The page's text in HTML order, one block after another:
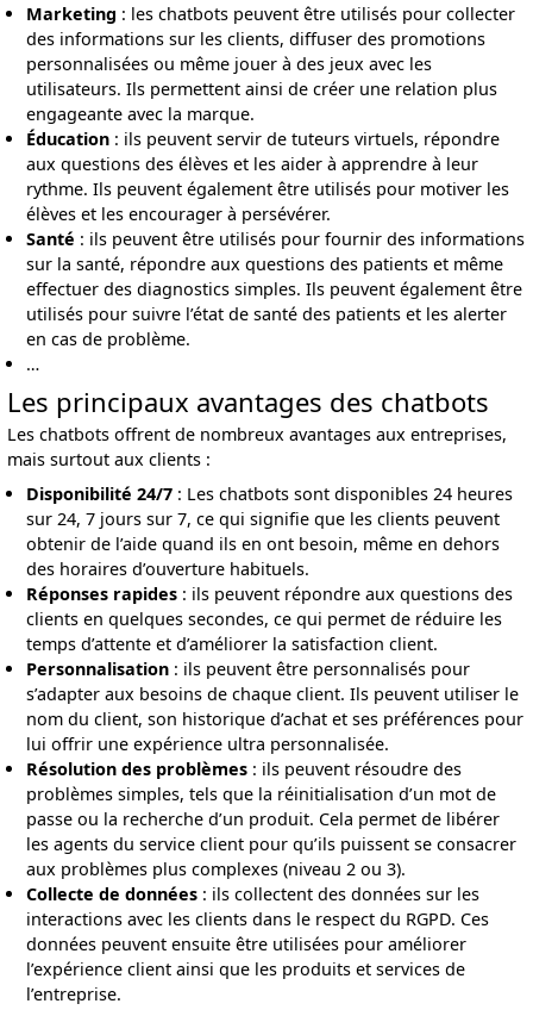
Marketing : les chatbots peuvent être utilisés pour collecter
des informations sur les clients, diffuser des promotions
personnalisées ou même jouer à des jeux avec les
utilisateurs. Ils permettent ainsi de créer une relation plus
engageante avec la marque.
Éducation : ils peuvent servir de tuteurs virtuels, répondre
aux questions des élèves et les aider à apprendre à leur
rythme. Ils peuvent également être utilisés pour motiver les
élèves et les encourager à persévérer.
Santé : ils peuvent être utilisés pour fournir des informations
sur la santé, répondre aux questions des patients et même
effectuer des diagnostics simples. Ils peuvent également être
utilisés pour suivre l’état de santé des patients et les alerter
en cas de problème.
…
Les principaux avantages des chatbots
Les chatbots offrent de nombreux avantages aux entreprises,
mais surtout aux clients :
Disponibilité 24/7 : Les chatbots sont disponibles 24 heures
sur 24, 7 jours sur 7, ce qui signifie que les clients peuvent
obtenir de l’aide quand ils en ont besoin, même en dehors
des horaires d’ouverture habituels.
Réponses rapides : ils peuvent répondre aux questions des
clients en quelques secondes, ce qui permet de réduire les
temps d’attente et d’améliorer la satisfaction client.
Personnalisation : ils peuvent être personnalisés pour
s’adapter aux besoins de chaque client. Ils peuvent utiliser le
nom du client, son historique d’achat et ses préférences pour
lui offrir une expérience ultra personnalisée.
Résolution des problèmes : ils peuvent résoudre des
problèmes simples, tels que la réinitialisation d’un mot de
passe ou la recherche d’un produit. Cela permet de libérer
les agents du service client pour qu’ils puissent se consacrer
aux problèmes plus complexes (niveau 2 ou 3).
Collecte de données : ils collectent des données sur les
interactions avec les clients dans le respect du RGPD. Ces
données peuvent ensuite être utilisées pour améliorer
l’expérience client ainsi que les produits et services de
l’entreprise.